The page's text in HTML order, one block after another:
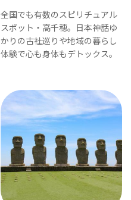
全国でも有数のスピリチュアル
スポット・高千穂。日本神話ゆ
かりの古社巡りや地域の暮らし
体験で心も身体もデトックス。